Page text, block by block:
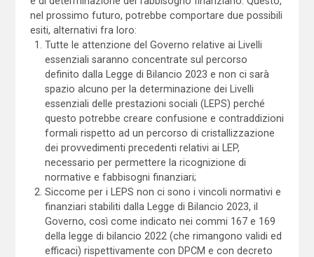
nel prossimo futuro, potrebbe comportare due possibili
esiti, alternativi fra loro:
Tutte le attenzione del Governo relative ai Livelli
essenziali saranno concentrate sul percorso
definito dalla Legge di Bilancio 2023 e non ci sarà
spazio alcuno per la determinazione dei Livelli
essenziali delle prestazioni sociali (LEPS) perché
questo potrebbe creare confusione e contraddizioni
formali rispetto ad un percorso di cristallizzazione
dei provvedimenti precedenti relativi ai LEP,
necessario per permettere la ricognizione di
normative e fabbisogni finanziari;
Siccome per i LEPS non ci sono i vincoli normativi e
finanziari stabiliti dalla Legge di Bilancio 2023, il
Governo, così come indicato nei commi 167 e 169
della legge di bilancio 2022 (che rimangono validi ed
efficaci) rispettivamente con DPCM e con decreto